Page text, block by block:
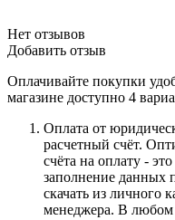
Нет отзывов
Добавить отзыв
Оплачивайте покупки
магазине доступно 4
Оплата от
расчетный счёт.
счёта на оплату -
заполнение данных
скачать из личного
менеджера. В любом